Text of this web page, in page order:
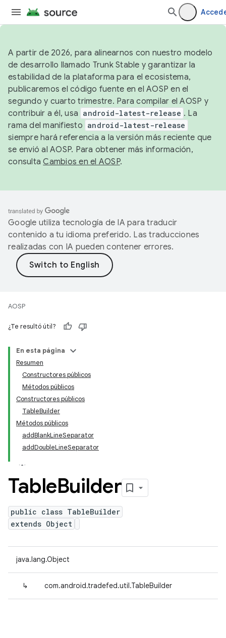
A partir de 2026, para alinearnos con nuestro modelo
de desarrollo llamado Trunk Stable y garantizar la
estabilidad de la plataforma para el ecosistema,
publicaremos el código fuente en el AOSP en el
segundo y cuarto trimestre. Para compilar el AOSP y
contribuir a él, usa android-latest-release . La
rama del manifiesto android-latest-release
siempre hará referencia a la versión más reciente que
se envió al AOSP. Para obtener más información,
consultaCambios en el AOSP.
Google utiliza tecnología de IA para traducir
contenido a tu idioma preferido. Las traducciones
realizadas con IA pueden contener errores.
AOSP
¿Te resultó útil?
En esta página
Resumen
Constructores públicos
Métodos públicos
Constructores públicos
TableBuilder
Métodos públicos
addBlankLineSeparator
addDoubleLineSeparator
TableBuilder
public class TableBuilder
extends Object
java.lang.Object
↳ com.android.tradefed.util.TableBuilder